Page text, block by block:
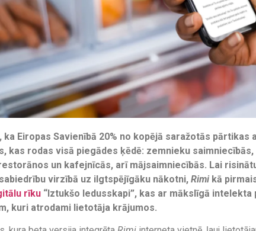
ka Eiropas Savienībā 20% no kopējā saražotās
kas rodas visā piegādes ķēdē: zemnieku
un kafejnīcās, arī mājsaimniecībās. Lai
virzībā uz ilgtspējīgāku nākotni, Rimi kā
rīku “Iztukšo ledusskapi”, kas ar mākslīgā
kuri atrodami lietotāja krājumos.